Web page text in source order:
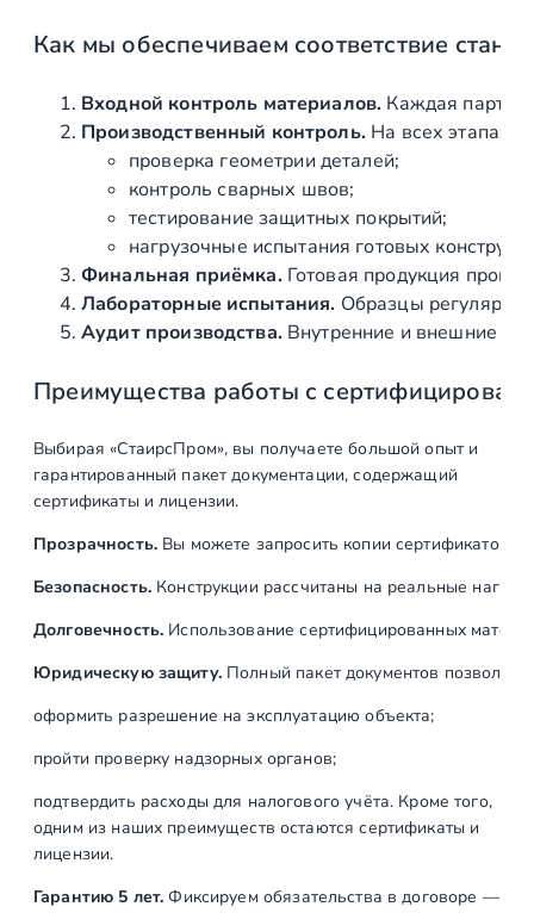
Как мы обеспечиваем соответствие
Входной контроль материалов. Каждая партия
Производственный контроль.На всех этапах
проверка геометрии деталей;
контроль сварных швов;
тестирование защитных покрытий;
нагрузочные испытания готовых
Финальная приёмка.Готовая продукция
Лабораторные испытания. Образцы регулярно
Аудит производства.Внутренние и внешние
Преимущества работы с
Выбирая «СтаирсПром», вы получаете большой опыт и
гарантированный пакет документации, содержащий
сертификаты и лицензии.
Прозрачность.Вы можете запросить копии сертификатов
Безопасность.Конструкции рассчитаны на реальные
Долговечность. Использование сертифицированных
Юридическую защиту.Полный пакет документов позволяет:
оформить разрешение на эксплуатацию объекта;
пройти проверку надзорных органов;
подтвердить расходы для налогового учёта. Кроме того,
одним из наших преимуществ остаются сертификаты и
лицензии.
Гарантию 5 лет. Фиксируем обязательства в договоре —